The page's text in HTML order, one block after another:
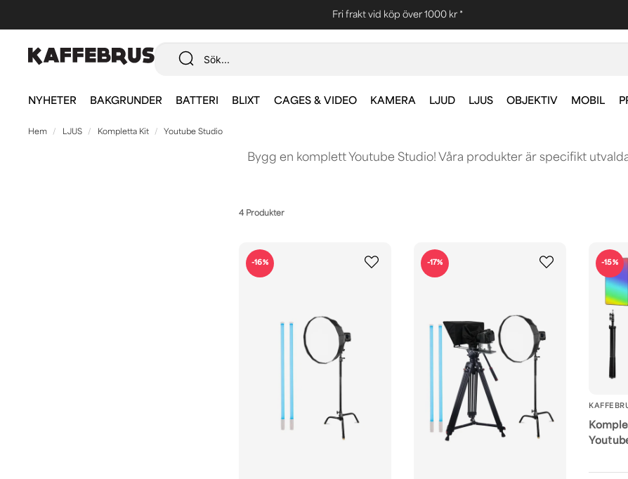
Fri frakt vid köp över 1000 kr *
NYHETER BAKGRUNDER BATTERI BLIXT CAGES & VIDEO KAMERA LJUD LJUS OBJEKTIV MOBIL
Hem LJUS Kompletta Kit Youtube Studio
Bygg en komplett Youtube Studio! Våra produkter är specifikt
4 Produkter
-16% -17% -15%